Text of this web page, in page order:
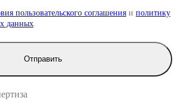
пользовательского соглашения и политику
данных
Отправить